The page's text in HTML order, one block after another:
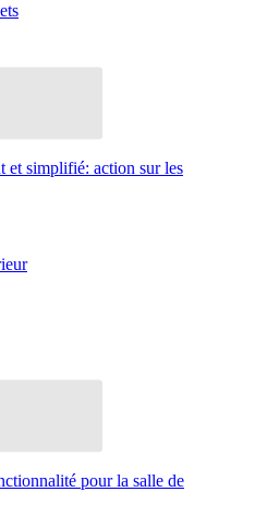
et simplifié: action sur les
pour la salle de